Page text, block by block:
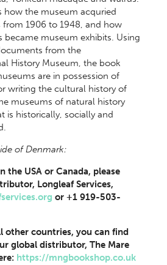
how the museum acquried
from 1906 to 1948, and how
became museum exhibits. Using
from the
History Museum, the book
are in possession of
writing the cultural history of
museums of natural history
is historically, socially and
of Denmark:
the USA or Canada, please
Longleaf Services,
or +1 919-503-
other countries, you can find
global distributor, The Mare
https://mngbookshop.co.uk